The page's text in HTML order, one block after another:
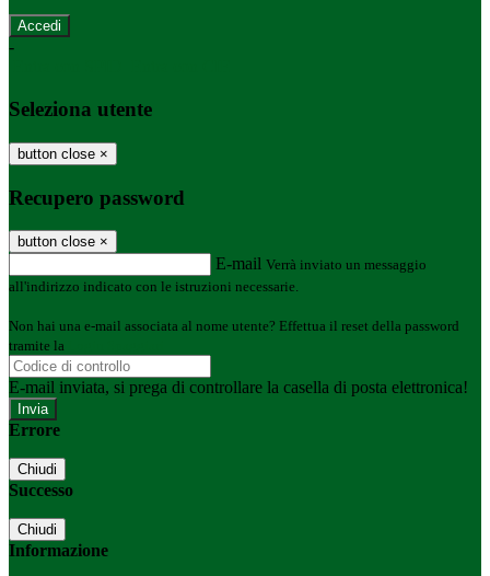
-
Seleziona utente
button close ×
Recupero password
button close ×
E-mail Verrà inviato un messaggio
all'indirizzo indicato con le istruzioni necessarie.
Non hai una e-mail associata al nome utente? Effettua il reset della password
tramite la
E-mail inviata, si prega di controllare la casella di posta elettronica!
Errore
Chiudi
Successo
Chiudi
Informazione